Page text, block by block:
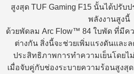
สูงสุด TUF Gaming F15 นั้นได้ปรับ
พลังงานสูงนี้
ด้วยพัดลม Arc Flow™ 84 ใบพัด ที่มีค
ต่างกัน สิ่งนี้จะช่วยเพิ่มแรงดันและ
ประสิทธิภาพการทำความเย็นโดยไ
เมื่อจับคู่กับช่องระบายความร้อนสูงสุ